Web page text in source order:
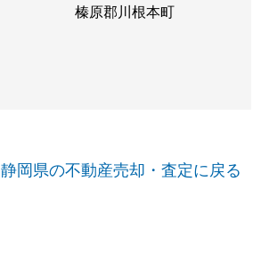
榛原郡川根本町
静岡県の不動産売却・査定に戻る